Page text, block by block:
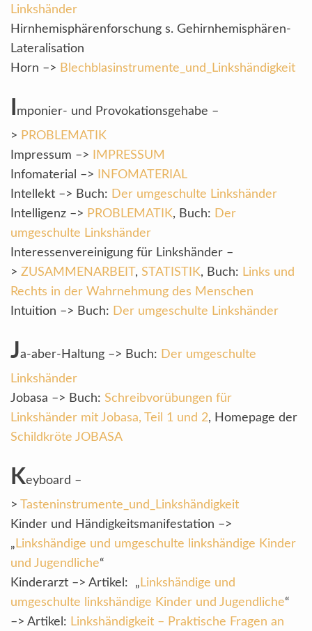
Linkshänder
Hirnhemisphärenforschung s. Gehirnhemisphären-
Lateralisation
Horn –> Blechblasinstrumente_und_Linkshändigkeit
mponier- und Provokationsgehabe –
> PROBLEMATIK
Impressum –>
IMPRESSUM
Infomaterial –>
INFOMATERIAL
Intellekt –> Buch: Der umgeschulte Linkshänder
Intelligenz –> PROBLEMATIK, Buch: Der
umgeschulte Linkshänder
Interessenvereinigung für Linkshänder –
> ZUSAMMENARBEIT, STATISTIK, Buch: Links und
Rechts in der Wahrnehmung des Menschen
Intuition –> Buch: Der umgeschulte Linkshänder
Ja-aber-Haltung –> Buch: Der umgeschulte
Linkshänder
Jobasa –> Buch: Schreibvorübungen für
Linkshänder mit Jobasa, Teil 1 und 2, Homepage der
Schildkröte JOBASA
Keyboard –
> Tasteninstrumente_und_Linkshändigkeit
Kinder und Händigkeitsmanifestation –>
„ Linkshändige und umgeschulte linkshändige Kinder
und Jugendliche“
Kinderarzt –> Artikel: „ Linkshändige und
umgeschulte linkshändige Kinder und Jugendliche“
–> Artikel: Linkshändigkeit – Praktische Fragen an